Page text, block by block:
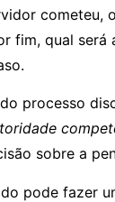
cometeu,
fim, qual será
processo
sobre a
pode fazer